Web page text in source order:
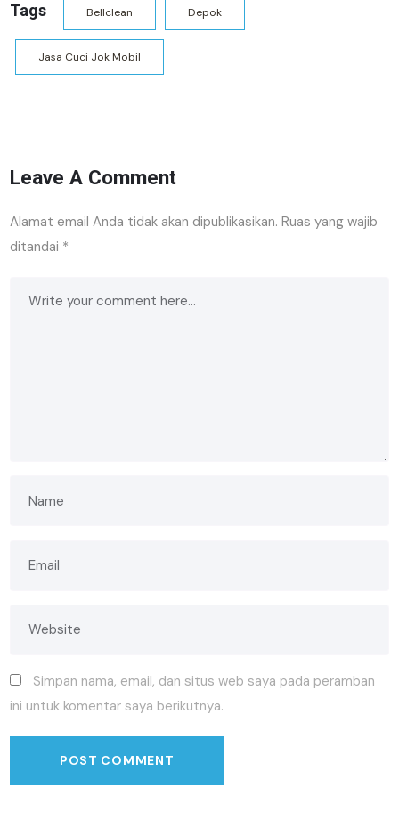
Tags Bellclean Depok
Jasa Cuci Jok Mobil
Leave A Comment
Alamat email Anda tidak akan dipublikasikan. Ruas yang wajib
ditandai *
Simpan nama, email, dan situs web saya pada peramban
ini untuk komentar saya berikutnya.